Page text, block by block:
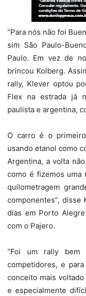
“Para nós não foi
sim São Paulo-
Paulo. Em vez de
brincou Kolberg.
rally, Klever optou
Flex na estrada já
paulista e argentina,
O carro é o
usando etanol como
Argentina, a volta
como é fizemos uma
quilometragem
componentes”, disse
dias em Porto
com o Pajero.
“Foi um rally
competidores, e
conceito mais
e especialmente